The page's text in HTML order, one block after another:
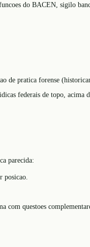
do BACEN, sigilo
de pratica forense
federais de topo,
parecida:
posicao.
com questoes